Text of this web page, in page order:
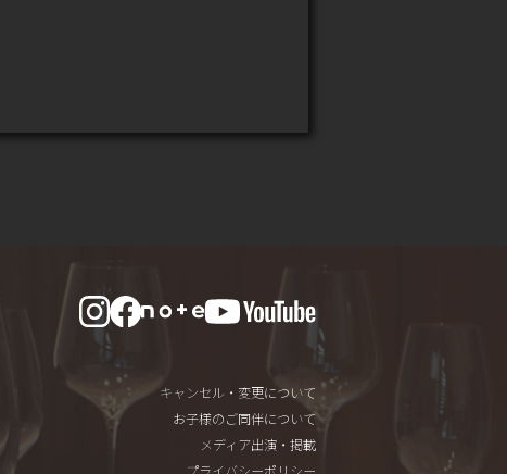
キャンセル・変更について
お子様のご同伴について
メディア出演・掲載